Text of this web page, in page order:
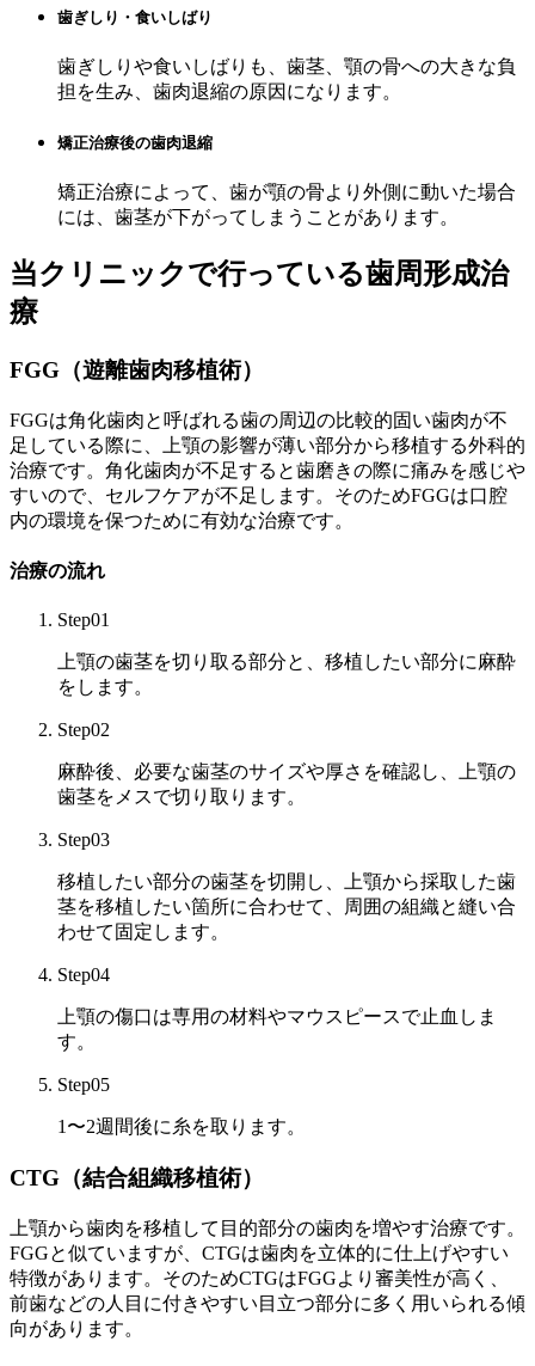
歯ぎしり・食いしばり
歯ぎしりや食いしばりも、歯茎、顎の骨への大きな負
担を生み、歯肉退縮の原因になります。
矯正治療後の歯肉退縮
矯正治療によって、歯が顎の骨より外側に動いた場合
には、歯茎が下がってしまうことがあります。
当クリニックで行っている歯周形成治
療
FGG（遊離歯肉移植術）
FGGは角化歯肉と呼ばれる歯の周辺の比較的固い歯肉が不
足している際に、上顎の影響が薄い部分から移植する外科的
治療です。角化歯肉が不足すると歯磨きの際に痛みを感じや
すいので、セルフケアが不足します。そのためFGGは口腔
内の環境を保つために有効な治療です。
治療の流れ
Step01
上顎の歯茎を切り取る部分と、移植したい部分に麻酔
をします。
Step02
麻酔後、必要な歯茎のサイズや厚さを確認し、上顎の
歯茎をメスで切り取ります。
Step03
移植したい部分の歯茎を切開し、上顎から採取した歯
茎を移植したい箇所に合わせて、周囲の組織と縫い合
わせて固定します。
Step04
上顎の傷口は専用の材料やマウスピースで止血しま
す。
Step05
1〜2週間後に糸を取ります。
CTG（結合組織移植術）
上顎から歯肉を移植して目的部分の歯肉を増やす治療です。
FGGと似ていますが、CTGは歯肉を立体的に仕上げやすい
特徴があります。そのためCTGはFGGより審美性が高く、
前歯などの人目に付きやすい目立つ部分に多く用いられる傾
向があります。